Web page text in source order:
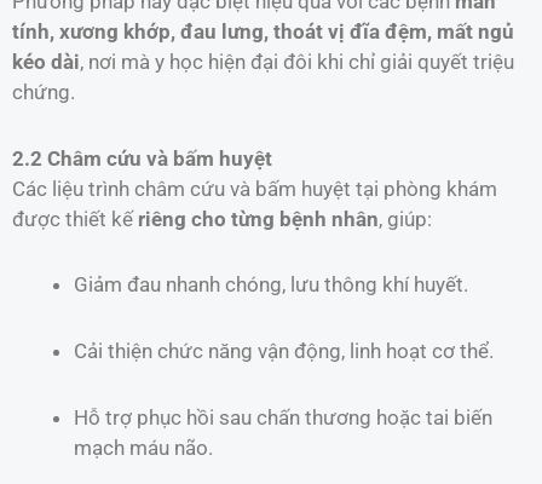
tính, xương khớp, đau lưng, thoát vị đĩa đệm, mất ngủ
kéo dài, nơi mà y học hiện đại đôi khi chỉ giải quyết triệu
chứng.
2.2 Châm cứu và bấm huyệt
Các liệu trình châm cứu và bấm huyệt tại phòng khám
được thiết kế riêng cho từng bệnh nhân, giúp:
Giảm đau nhanh chóng, lưu thông khí huyết.
Cải thiện chức năng vận động, linh hoạt cơ thể.
Hỗ trợ phục hồi sau chấn thương hoặc tai biến
mạch máu não.